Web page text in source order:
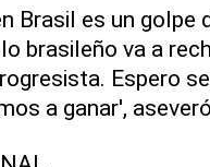
Brasil es un golpe
brasileño va a
Espero
a ganar',